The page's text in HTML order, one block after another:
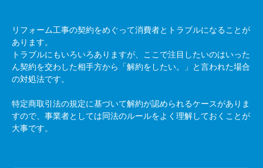
リフォーム工事の契約をめぐって消費者とトラブルになることが
あります。
トラブルにもいろいろありますが、ここで注目したいのはいった
ん契約を交わした相手方から「解約をしたい。」と言われた場合
の対処法です。
特定商取引法の規定に基づいて解約が認められるケースがありま
すので、事業者としては同法のルールをよく理解しておくことが
大事です。